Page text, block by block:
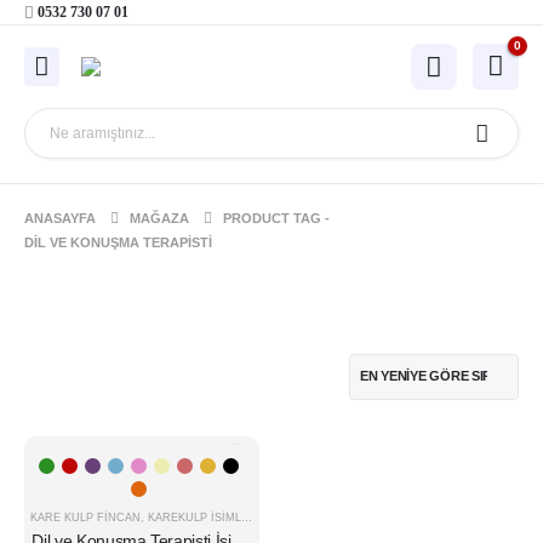
0532 730 07 01
0
ANASAYFA MAĞAZA
PRODUCT TAG -
DIL VE KONUŞMA TERAPISTI
-16%
ürünün
fazla
KARE KULP FINCAN KAREKULP İSIMLI